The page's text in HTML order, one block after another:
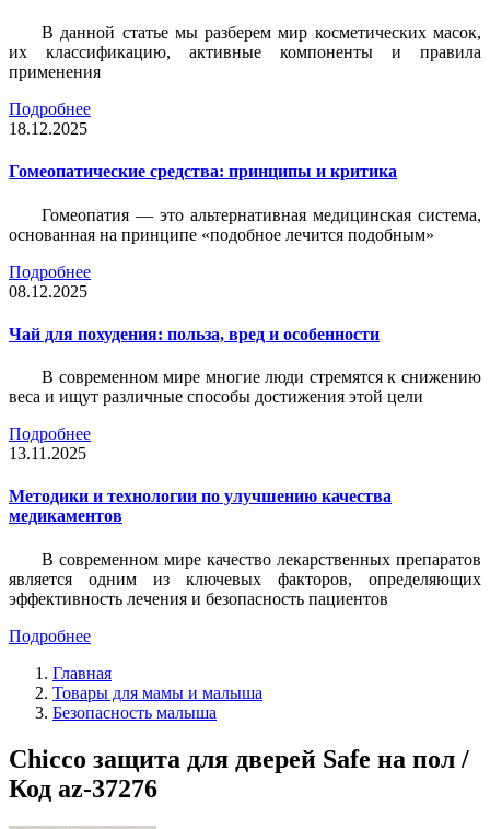
В данной статье мы разберем мир косметических масок,
их классификацию, активные компоненты и правила
применения
Подробнее
18.12.2025
Гомеопатические средства: принципы и критика
Гомеопатия — это альтернативная медицинская система,
основанная на принципе «подобное лечится подобным»
Подробнее
08.12.2025
Чай для похудения: польза, вред и особенности
В современном мире многие люди стремятся к снижению
веса и ищут различные способы достижения этой цели
Подробнее
13.11.2025
Методики и технологии по улучшению качества
медикаментов
В современном мире качество лекарственных препаратов
является одним из ключевых факторов, определяющих
эффективность лечения и безопасность пациентов
Подробнее
Главная
Товары для мамы и малыша
Безопасность малыша
Chicco защита для дверей Safe на пол /
Код az-37276